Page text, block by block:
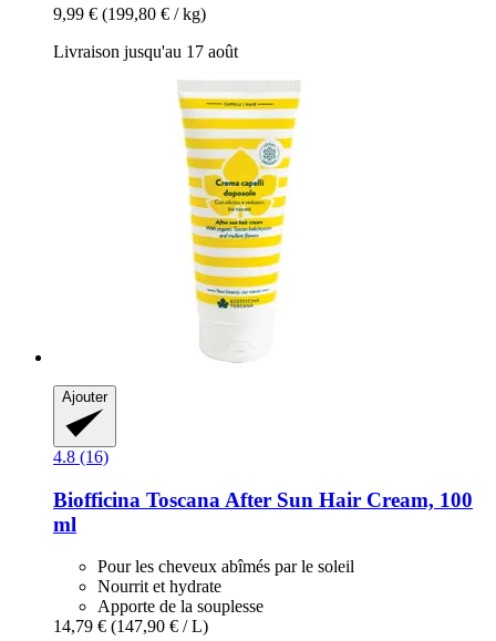
9,99 € (199,80 € / kg)
Livraison jusqu'au 17 août
Ajouter
4.8 (16)
Biofficina Toscana After Sun Hair Cream, 100
ml
Pour les cheveux abîmés par le soleil
Nourrit et hydrate
Apporte de la souplesse
14,79 € (147,90 € / L)